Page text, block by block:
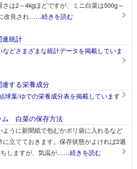
さは2～4kgほどですが、ミニ白菜は500g～
改良され……続きを読む
連統計
などさまざまな統計データを掲載していま
連する栄養成分
球葉/ゆでの栄養成分表を掲載しています
ム 白菜の保存方法
ように新聞紙で包むかポリ袋に入れるなど
に立てておきます。保存状態がよければ2週
しますが、気温が……続きを読む